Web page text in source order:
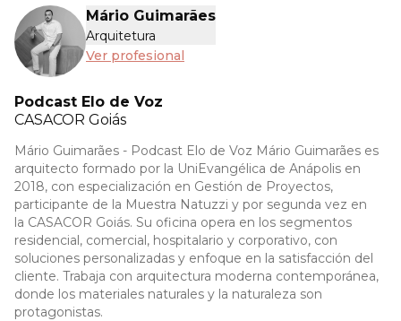
Mário Guimarães
Arquitetura
Ver profesional
Podcast Elo de Voz
CASACOR Goiás
Mário Guimarães - Podcast Elo de Voz Mário Guimarães es
arquitecto formado por la UniEvangélica de Anápolis en
2018, con especialización en Gestión de Proyectos,
participante de la Muestra Natuzzi y por segunda vez en
la CASACOR Goiás. Su oficina opera en los segmentos
residencial, comercial, hospitalario y corporativo, con
soluciones personalizadas y enfoque en la satisfacción del
cliente. Trabaja con arquitectura moderna contemporánea,
donde los materiales naturales y la naturaleza son
protagonistas.